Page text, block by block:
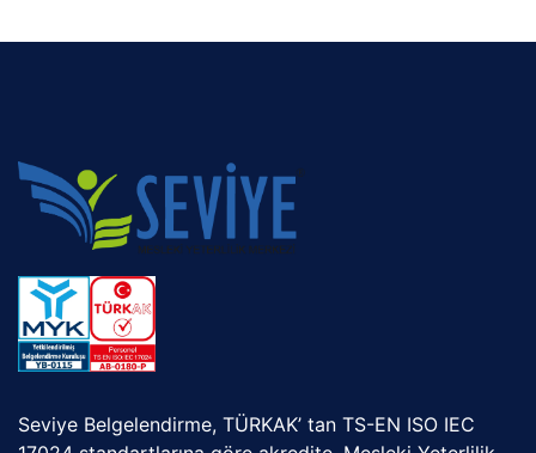
Seviye Belgelendirme, TÜRKAK’ tan TS-EN ISO IEC